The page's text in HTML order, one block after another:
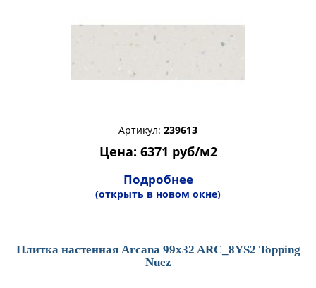
Артикул: 239613
Цена: 6371 руб/м2
Подробнее
(открыть в новом окне)
Плитка настенная Arcana 99x32 ARC_8YS2 Topping
Nuez